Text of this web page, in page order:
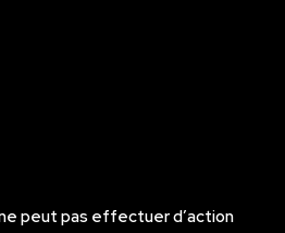
peut pas effectuer d’action